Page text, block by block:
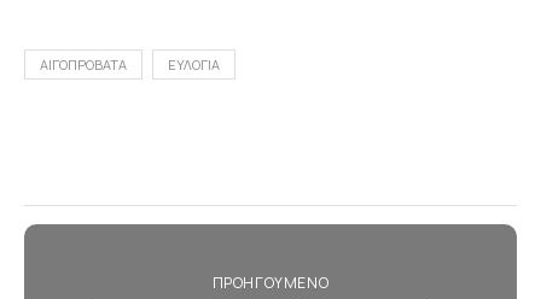
ΑΙΓΟΠΡΟΒΑΤΑ ΕΥΛΟΓΙΑ
ΠΡΟΗΓΟΎΜΕΝΟ